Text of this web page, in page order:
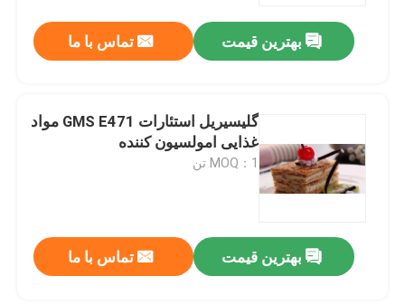
لسیتین غیر GMO
امولسیون کننده های نان
امولسیون کننده نانوایی
بهترین قیمت تماس با ما
گلیسیریل استئارات GMS E471 مواد
غذایی امولسیون کننده
MOQ：1 تن
بهترین قیمت تماس با ما